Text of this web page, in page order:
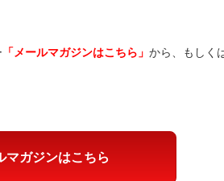
「メールマガジンはこちら」 から、もしく
マガジンはこちら